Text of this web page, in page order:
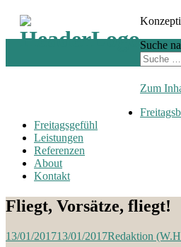
Suche
Zum
Freitagsgefühl
Leistungen
Referenzen
About
Kontakt
Fliegt, Vorsätze, fliegt!
13/01/201713/01/2017Redaktion